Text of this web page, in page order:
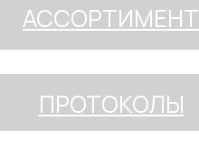
АССОРТИМЕНТ
ПРОТОКОЛЫ